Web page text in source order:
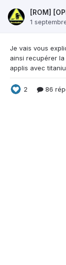
1
Je vais vous
ainsi recupérer la
2 86